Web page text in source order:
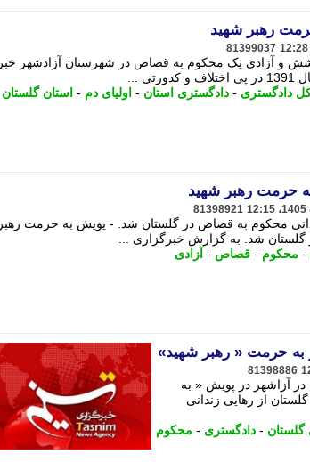
رهبر شهید
81399037
و آزادی یک محکوم به قصاص در شهرستان آزادشهر خبر
...
دادگستری - دادگستری استان - اولیای دم - استان گلستان
حرمت رهبر شهید
81398921
محکوم به قصاص در گلستان شد. - پویش به حرمت رهبر
شد. به گزارش خبرگزاری ...
- محکوم - قصاص - آزادی
به حرمت « رهبر شهید»
81398886
آزاشهر در پویش « به
از رهایی زندانی
گلستان - دادگستری - محکوم